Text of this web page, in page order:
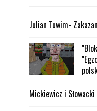
Julian Tuwim-
Mickiewicz i